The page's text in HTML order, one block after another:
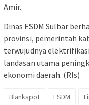
Amir.
Dinas ESDM Sulbar
provinsi, pemerintah
terwujudnya
landasan utama
ekonomi daerah. (Rls)
Blankspot ESDM